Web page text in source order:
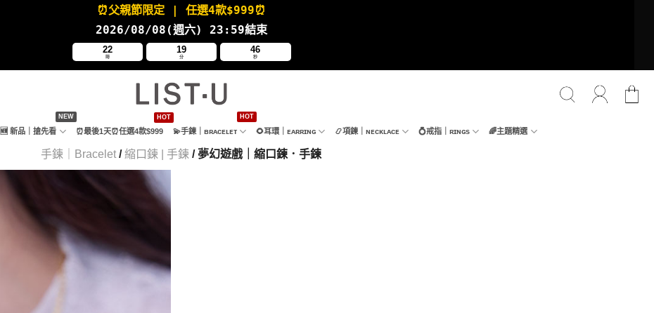
⏰父親節限定 | 任選4款$999⏰
2026/08/08(週六) 23:59結束
22
時
19
分
44
秒
🆕 新品｜搶先看 ⏰最後1天⏰任選4款$999 💫手鍊｜ʙʀᴀᴄᴇʟᴇᴛ 🌻耳環｜ᴇᴀʀʀɪɴɢ 📿項鍊｜ɴᴇᴄᴋʟᴀᴄᴇ 💍戒指｜ʀɪɴɢs 🌈主題精選
手鍊｜Bracelet /縮口鍊 | 手鍊 / 夢幻遊戲｜縮口鍊．手鍊